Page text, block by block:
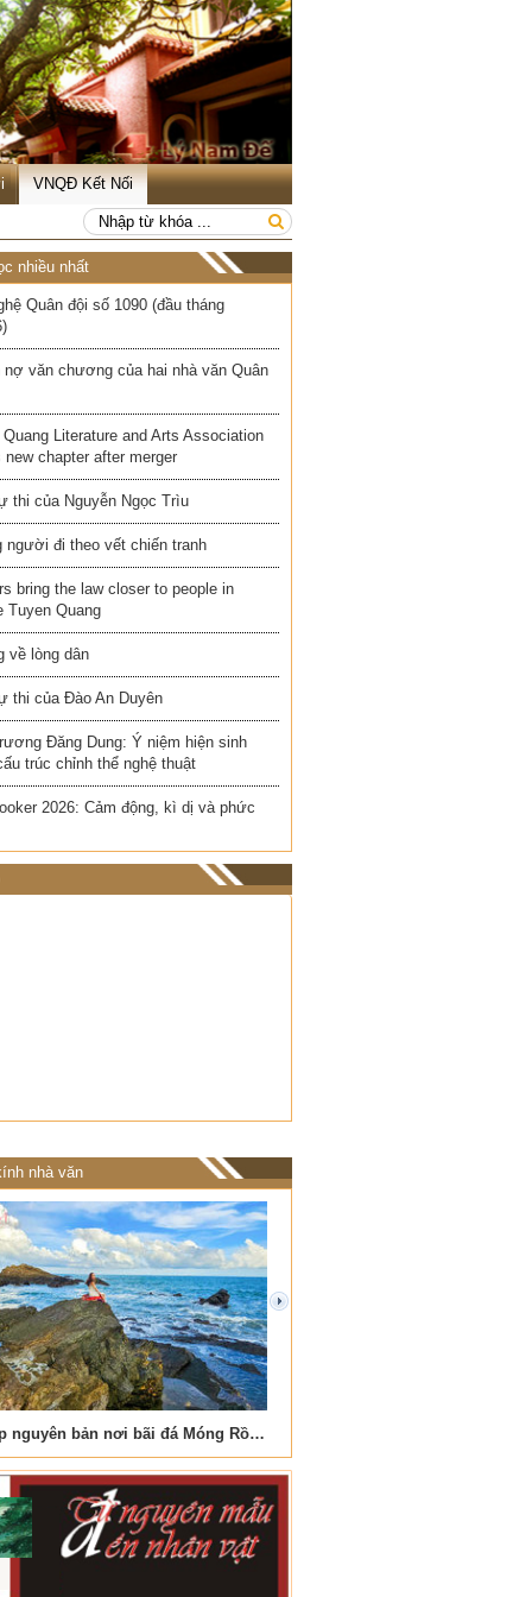
VNQĐ Kết Nối
nhiều nhất
Quân đội số 1090 (đầu tháng
nợ văn chương của hai nhà văn Quân
Literature and Arts Association
new chapter after merger
thi của Nguyễn Ngọc Trìu
người đi theo vết chiến tranh
bring the law closer to people in
Tuyen Quang
về lòng dân
thi của Đào An Duyên
Đăng Dung: Ý niệm hiện sinh
trúc chỉnh thể nghệ thuật
2026: Cảm động, kì dị và phức
nhà văn
Vẻ đẹp nguyên bản nơi bãi đá Móng Rồng
next